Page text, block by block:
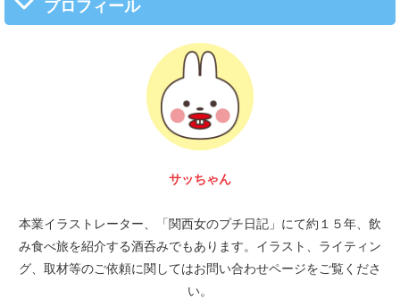
プロフィール
サッちゃん
本業イラストレーター、「関西女のプチ日記」にて約１５年、飲
み食べ旅を紹介する酒呑みでもあります。イラスト、ライティン
グ、取材等のご依頼に関してはお問い合わせページをご覧くださ
い。